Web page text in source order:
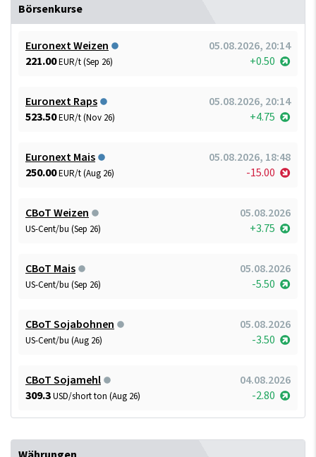
Börsenkurse
Euronext Weizen
05.08.2026, 20:14
221.00EUR/t (Sep 26) +0.50
Euronext Raps
05.08.2026, 20:14
523.50EUR/t (Nov 26) +4.75
Euronext Mais
05.08.2026, 18:48
250.00EUR/t (Aug 26) -15.00
CBoT Weizen 05.08.2026
US-Cent/bu (Sep 26) +3.75
CBoT Mais 05.08.2026
US-Cent/bu (Sep 26) -5.50
CBoT Sojabohnen 05.08.2026
US-Cent/bu (Aug 26) -3.50
CBoT Sojamehl
04.08.2026
309.3USD/short ton (Aug 26) -2.80